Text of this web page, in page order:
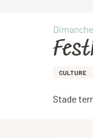
CULTURE
Stade